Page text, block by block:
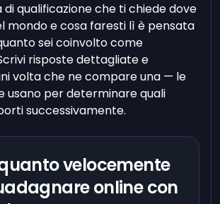
di qualificazione che ti chiede dove
mondo e cosa faresti lì è pensata
sei coinvolto come
risposte dettagliate e
volta che ne compare una — le
usano per determinare quali
successivamente.
velocemente
online con